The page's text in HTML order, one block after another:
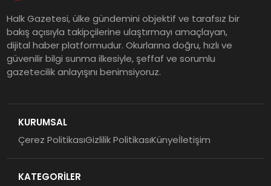
Halk Gazetesi, ülke gündemini objektif ve tarafsız bir
bakış açısıyla takipçilerine ulaştırmayı amaçlayan,
dijital haber platformudur. Okurlarına doğru, hızlı ve
güvenilir bilgi sunma ilkesiyle, şeffaf ve sorumlu
gazetecilik anlayışını benimsiyoruz.
KURUMSAL
Çerez PolitikasıGizlilik PolitikasıKünyeİletişim
KATEGORİLER